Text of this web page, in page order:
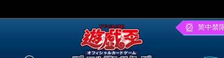
简中禁